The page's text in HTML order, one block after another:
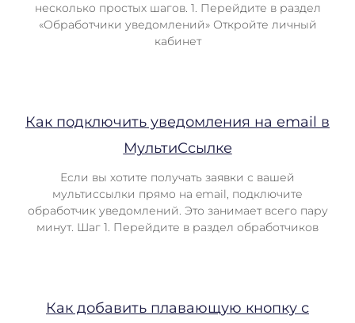
несколько простых шагов. 1. Перейдите в раздел
«Обработчики уведомлений» Откройте личный
кабинет
Как подключить уведомления на email в
МультиСсылке
Если вы хотите получать заявки с вашей
мультиссылки прямо на email, подключите
обработчик уведомлений. Это занимает всего пару
минут. Шаг 1. Перейдите в раздел обработчиков
Как добавить плавающую кнопку с